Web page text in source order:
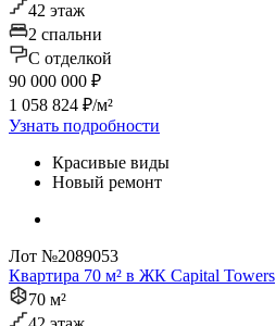
42 этаж
2 спальни
C отделкой
90 000 000 ₽
1 058 824 ₽/м²
Узнать подробности
Красивые виды
Новый ремонт
Лот №2089053
Квартира 70 м² в ЖК Capital Towers
70 м²